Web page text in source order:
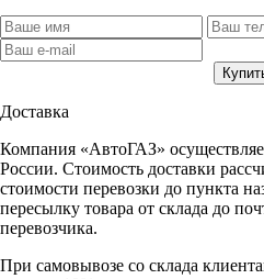
Доставка
Компания «АвтоГАЗ»
России. Стоимость доставки
стоимости перевозки до пункта
пересылку товара от склада до
перевозчика.
При самовывозе со склада